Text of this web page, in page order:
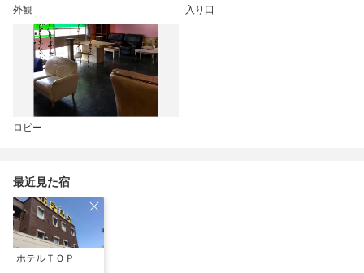
外観 入り口
ロビー
最近見た宿
ホテルＴＯＰ